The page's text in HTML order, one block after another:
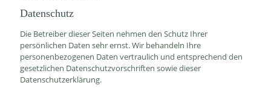
Datenschutz
Die Betreiber dieser Seiten nehmen den Schutz Ihrer
persönlichen Daten sehr ernst. Wir behandeln Ihre
personenbezogenen Daten vertraulich und entsprechend den
gesetzlichen Datenschutzvorschriften sowie dieser
Datenschutzerklärung.